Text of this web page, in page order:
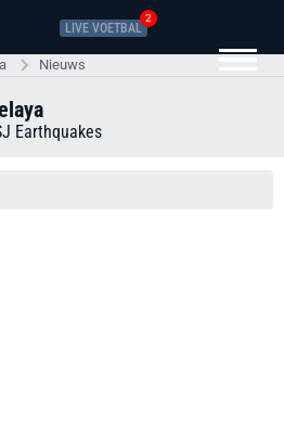
LIVE VOETBAL
2
Nieuws
Earthquakes